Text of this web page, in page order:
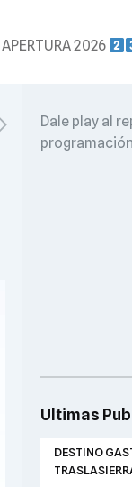
2026
Dale play al
programación
Ultimas
DESTINO